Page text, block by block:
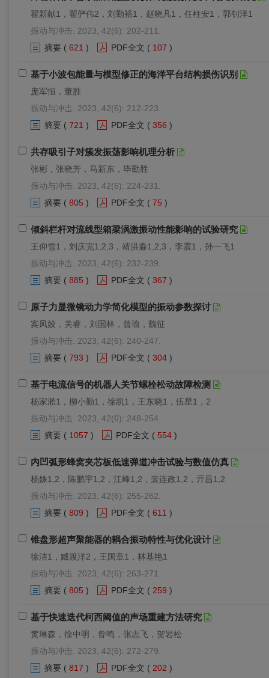
翟新献1，翟俨伟2，刘勤裕1，赵晓凡1，任柱安1，郭钊洋1
振动与冲击. 2023, 42(6): 202-211.
摘要 ( 621 ) PDF全文 ( 107 )
基于小波包能量与模型修正的海洋平台结构损伤识别
庞军恒，董胜
振动与冲击. 2023, 42(6): 212-223.
摘要 ( 721 ) PDF全文 ( 356 )
共存吸引子对簇发振荡影响机理分析
张彬，张晓芳，马新东，毕勤胜
振动与冲击. 2023, 42(6): 224-231.
摘要 ( 805 ) PDF全文 ( 75 )
倾斜栏杆对流线型箱梁涡激振动性能影响的试验研究
王仰雪1，刘庆宽1,2,3，靖洪淼1,2,3，李震1，孙一飞1
振动与冲击. 2023, 42(6): 232-239.
摘要 ( 885 ) PDF全文 ( 367 )
原子力显微镜动力学简化模型的振动参数探讨
宾凤姣，关睿，刘国林，曾瑜，魏征
振动与冲击. 2023, 42(6): 240-247.
摘要 ( 793 ) PDF全文 ( 304 )
基于电流信号的机器人关节螺栓松动故障检测
杨家淞1，柳小勤1，徐凯1，王东晓1，伍星1，2
振动与冲击. 2023, 42(6): 248-254.
摘要 ( 1057 ) PDF全文 ( 554 )
内凹弧形蜂窝夹芯板低速弹道冲击试验与数值仿真
杨姝1,2，陈鹏宇1,2，江峰1,2，裴连政1,2，亓昌1,2
振动与冲击. 2023, 42(6): 255-262.
摘要 ( 809 ) PDF全文 ( 611 )
锥盘形超声聚能器的耦合振动特性与优化设计
徐洁1，臧渡洋2，王国章1，林基艳1
振动与冲击. 2023, 42(6): 263-271.
摘要 ( 805 ) PDF全文 ( 259 )
基于快速迭代柯西阈值的声场重建方法研究
黄琳森，徐中明，昝鸣，张志飞，贺岩松
振动与冲击. 2023, 42(6): 272-279.
摘要 ( 817 ) PDF全文 ( 202 )